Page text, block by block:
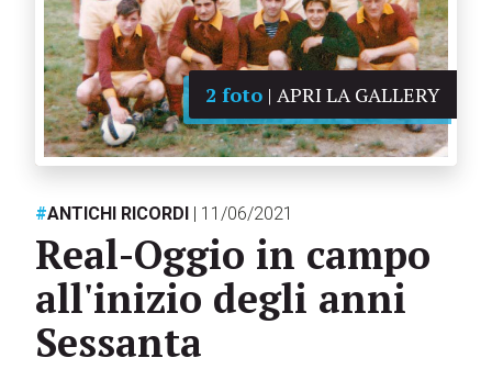
2 foto | APRI LA GALLERY
#ANTICHI RICORDI | 11/06/2021
Real-Oggio in campo
all'inizio degli anni
Sessanta